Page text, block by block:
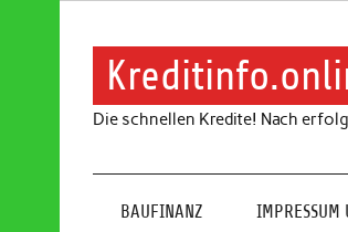
Die schnellen Kredite! Nach
BAUFINANZ IMPRESSUM